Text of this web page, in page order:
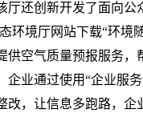
还创新开发了面向公
环境厅网站下载“环境
供空气质量预报服务，
业通过使用“企业服
改，让信息多跑路，企